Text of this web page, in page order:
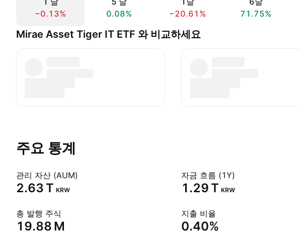
−0.13%
0.08%
−20.61%
71.75%
Mirae Asset Tiger IT ETF 와 비교하세요
주요 통계
관리 자산 (AUM)
‪2.63 T‬ KRW
자금 흐름 (1Y)
‪1.29 T‬ KRW
총 발행 주식
‪19.88 M‬
지출 비율
0.40%